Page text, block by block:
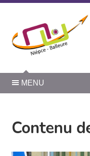
MENU
Contenu
Panneau de gestion des